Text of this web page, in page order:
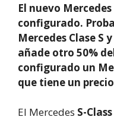
El nuevo Mercedes
configurado.
Mercedes Clase S
añade otro 50%
configurado un
que tiene un
El Mercedes S-Class